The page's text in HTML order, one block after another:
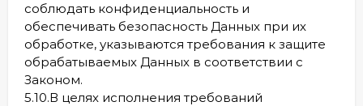
соблюдать конфиденциальность и
обеспечивать безопасность Данных при их
обработке, указываются требования к защите
обрабатываемых Данных в соответствии с
Законом.
5.10.В целях исполнения требований